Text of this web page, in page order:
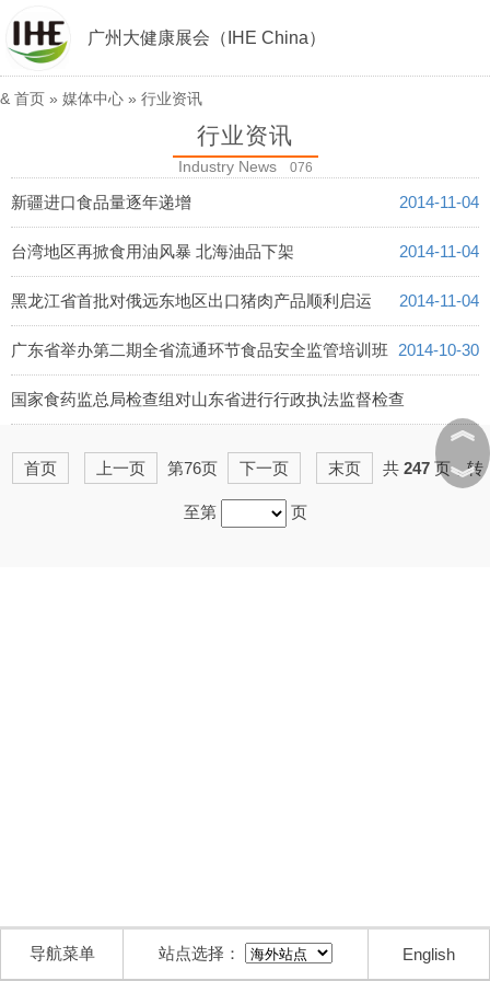
广州大健康展会（IHE China）
& 首页 » 媒体中心 » 行业资讯
行业资讯
Industry News 076
新疆进口食品量逐年递增 2014-11-04
台湾地区再掀食用油风暴 北海油品下架 2014-11-04
黑龙江省首批对俄远东地区出口猪肉产品顺利启运 2014-11-04
广东省举办第二期全省流通环节食品安全监管培训班 2014-10-30
国家食药监总局检查组对山东省进行行政执法监督检查
2014-10-30
首页
上一页 第76页 下一页 末页 共 247 页，转
至第 页
︽
︾
导航菜单 站点选择： English